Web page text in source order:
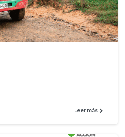
0
Leer más